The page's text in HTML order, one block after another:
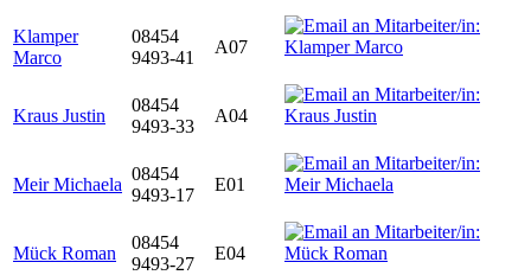
Klamper
Marco
08454
9493-41
A07
Kraus Justin
08454
9493-33
A04
Meir Michaela
08454
9493-17
E01
Mück Roman
08454
9493-27
E04